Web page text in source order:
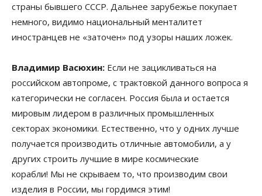
страны бывшего СССР. Дальнее зарубежье покупает
немного, видимо национальный менталитет
иностранцев не «заточен» под узоры наших ложек.
Владимир Васюхин: Если не зацикливаться на
российском автопроме, с трактовкой данного вопроса я
категорически не согласен. Россия была и остается
мировым лидером в различных промышленных
секторах экономики. Естественно, что у одних лучше
получается производить отличные автомобили, а у
других строить лучшие в мире космические
корабли! Мы не скрываем то, что производим свои
изделия в России, мы гордимся этим!